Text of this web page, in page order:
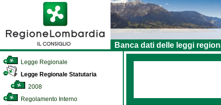
Banca dati delle leggi
Legge Regionale
Legge Regionale Statutaria
2008
Regolamento Interno